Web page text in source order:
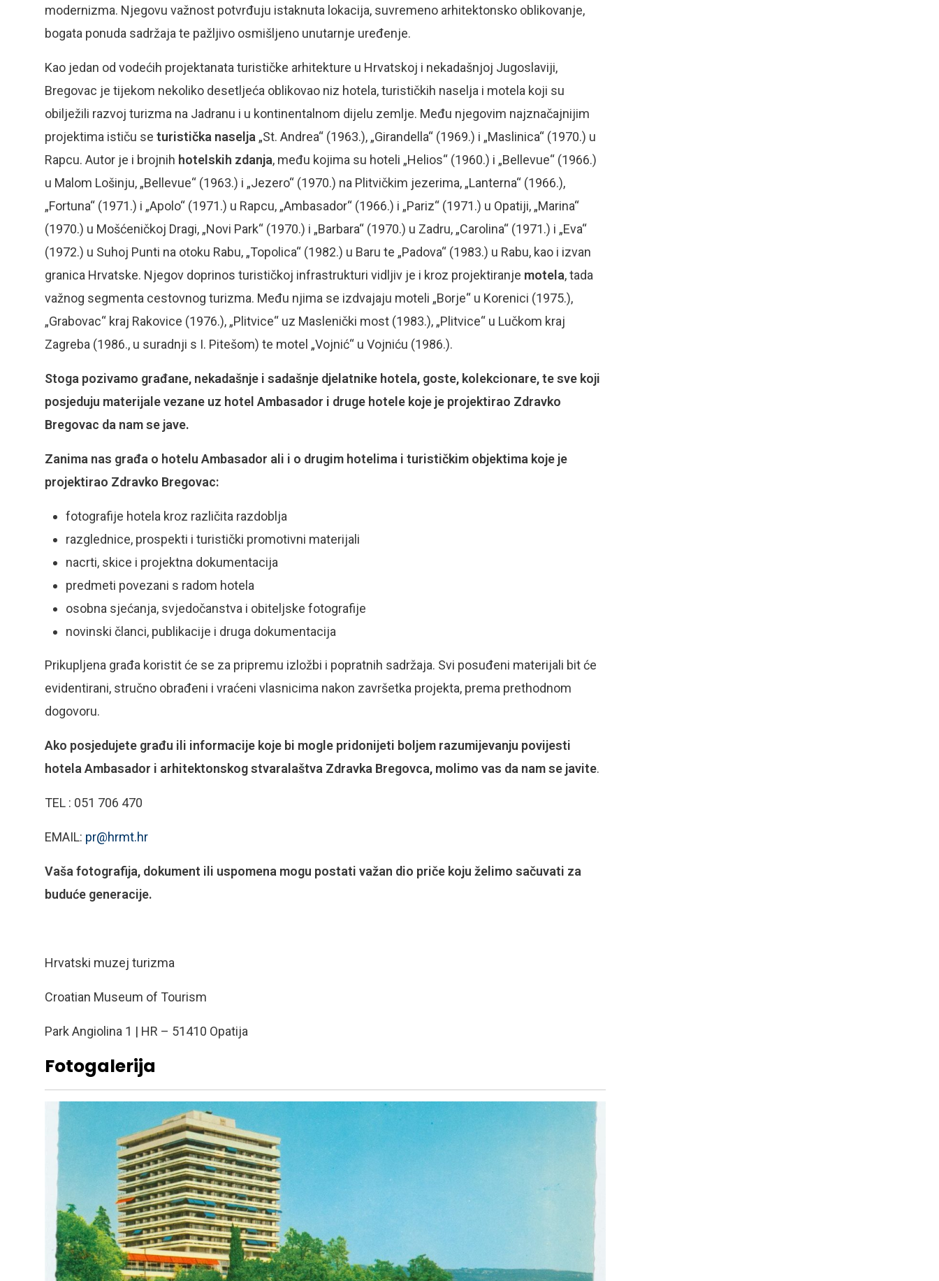
modernizma. Njegovu važnost potvrđuju istaknuta lokacija, suvremeno arhitektonsko oblikovanje,
bogata ponuda sadržaja te pažljivo osmišljeno unutarnje uređenje.
Kao jedan od vodećih projektanata turističke arhitekture u Hrvatskoj i nekadašnjoj Jugoslaviji,
Bregovac je tijekom nekoliko desetljeća oblikovao niz hotela, turističkih naselja i motela koji su
obilježili razvoj turizma na Jadranu i u kontinentalnom dijelu zemlje. Među njegovim najznačajnijim
projektima ističu se turistička naselja „St. Andrea“ (1963.), „Girandella“ (1969.) i „Maslinica“ (1970.) u
Rapcu. Autor je i brojnih hotelskih zdanja, među kojima su hoteli „Helios“ (1960.) i „Bellevue“ (1966.)
u Malom Lošinju, „Bellevue“ (1963.) i „Jezero“ (1970.) na Plitvičkim jezerima, „Lanterna“ (1966.),
„Fortuna“ (1971.) i „Apolo“ (1971.) u Rapcu, „Ambasador“ (1966.) i „Pariz“ (1971.) u Opatiji, „Marina“
(1970.) u Mošćeničkoj Dragi, „Novi Park“ (1970.) i „Barbara“ (1970.) u Zadru, „Carolina“ (1971.) i „Eva“
(1972.) u Suhoj Punti na otoku Rabu, „Topolica“ (1982.) u Baru te „Padova“ (1983.) u Rabu, kao i izvan
granica Hrvatske. Njegov doprinos turističkoj infrastrukturi vidljiv je i kroz projektiranje motela, tada
važnog segmenta cestovnog turizma. Među njima se izdvajaju moteli „Borje“ u Korenici (1975.),
„Grabovac“ kraj Rakovice (1976.), „Plitvice“ uz Maslenički most (1983.), „Plitvice“ u Lučkom kraj
Zagreba (1986., u suradnji s I. Pitešom) te motel „Vojnić“ u Vojniću (1986.).
Stoga pozivamo građane, nekadašnje i sadašnje djelatnike hotela, goste, kolekcionare, te sve koji
posjeduju materijale vezane uz hotel Ambasador i druge hotele koje je projektirao Zdravko
Bregovac da nam se jave.
Zanima nas građa o hotelu Ambasador ali i o drugim hotelima i turističkim objektima koje je
projektirao Zdravko Bregovac:
fotografije hotela kroz različita razdoblja
razglednice, prospekti i turistički promotivni materijali
nacrti, skice i projektna dokumentacija
predmeti povezani s radom hotela
osobna sjećanja, svjedočanstva i obiteljske fotografije
novinski članci, publikacije i druga dokumentacija
Prikupljena građa koristit će se za pripremu izložbi i popratnih sadržaja. Svi posuđeni materijali bit će
evidentirani, stručno obrađeni i vraćeni vlasnicima nakon završetka projekta, prema prethodnom
dogovoru.
Ako posjedujete građu ili informacije koje bi mogle pridonijeti boljem razumijevanju povijesti
hotela Ambasador i arhitektonskog stvaralaštva Zdravka Bregovca, molimo vas da nam se javite.
TEL : 051 706 470
EMAIL: pr@hrmt.hr
Vaša fotografija, dokument ili uspomena mogu postati važan dio priče koju želimo sačuvati za
buduće generacije.
Hrvatski muzej turizma
Croatian Museum of Tourism
Park Angiolina 1 | HR – 51410 Opatija
Fotogalerija